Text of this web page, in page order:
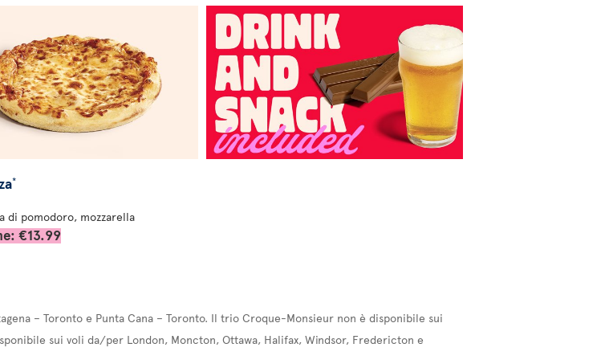
*
di pomodoro, mozzarella
€13.99
– Toronto e Punta Cana – Toronto. Il trio Croque-Monsieur non è disponibile sui
sui voli da/per London, Moncton, Ottawa, Halifax, Windsor, Fredericton e